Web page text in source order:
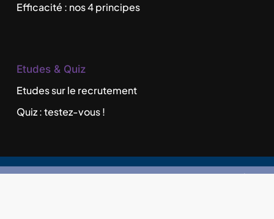
Efficacité : nos 4 principes
Etudes & Quiz
Etudes sur le recrutement
Quiz : testez-vous !